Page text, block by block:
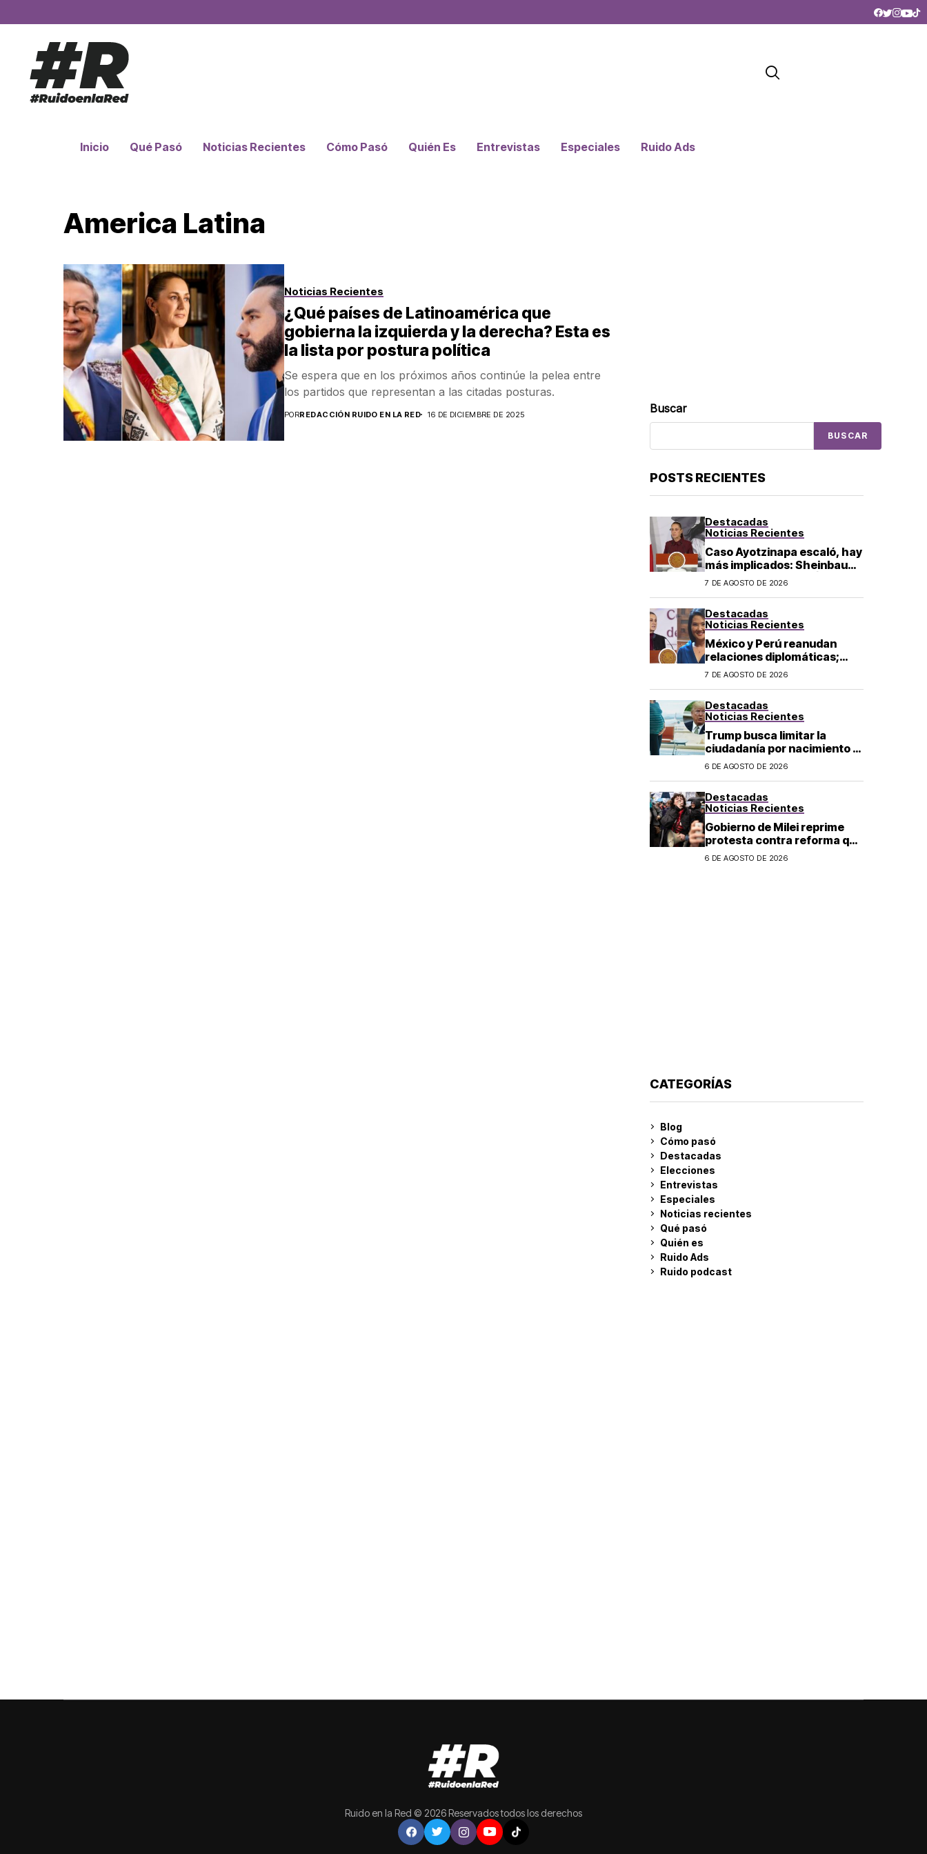
Inicio Qué Pasó Noticias Recientes Cómo Pasó Quién Es Entrevistas Especiales Ruido Ads
America Latina
Noticias Recientes
¿Qué países de Latinoamérica que
gobierna la izquierda y la derecha? Esta es
la lista por postura política
Se espera que en los próximos años continúe la pelea entre
los partidos que representan a las citadas posturas.
PORREDACCIÓN RUIDO EN LA RED 16 DE DICIEMBRE DE 2025 Buscar
BUSCAR
POSTS RECIENTES
Destacadas
Noticias Recientes
Caso Ayotzinapa escaló, hay
más implicados: Sheinbaum
sobre detención de Ángel
7 DE AGOSTO DE 2026
Destacadas
Noticias Recientes
México y Perú reanudan
relaciones diplomáticas;
Sheinbaum confirma llegada
7 DE AGOSTO DE 2026
Destacadas
Noticias Recientes
Trump busca limitar la
ciudadanía por nacimiento y
el «turismo de parto» en EU;
6 DE AGOSTO DE 2026
Destacadas
Noticias Recientes
Gobierno de Milei reprime
protesta contra reforma que
permite la venta de tierra a
6 DE AGOSTO DE 2026
CATEGORÍAS
Blog
Cómo pasó
Destacadas
Elecciones
Entrevistas
Especiales
Noticias recientes
Qué pasó
Quién es
Ruido Ads
Ruido podcast
Ruido en la Red © 2026 Reservados todos los derechos